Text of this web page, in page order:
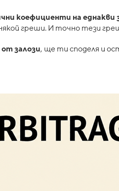
коефициенти на еднакви
греши. И точно тези
залози, ще ти споделя и